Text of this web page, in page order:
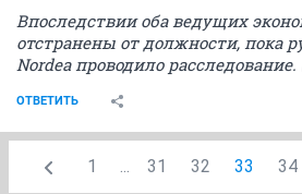
Впоследствии оба ведущих
отстранены от должности, пока
Nordea проводило расследование.
ОТВЕТИТЬ
1 ... 31 32 33 34